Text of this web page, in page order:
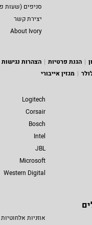
סניפים (שעות
יצירת קשר
About Ivory
הגנת פרטיות
הצהרות נגישות
מגזין אייבורי
Logitech
Corsair
Bosch
Intel
JBL
Microsoft
Western Digital
אוזניות אלחוטיות